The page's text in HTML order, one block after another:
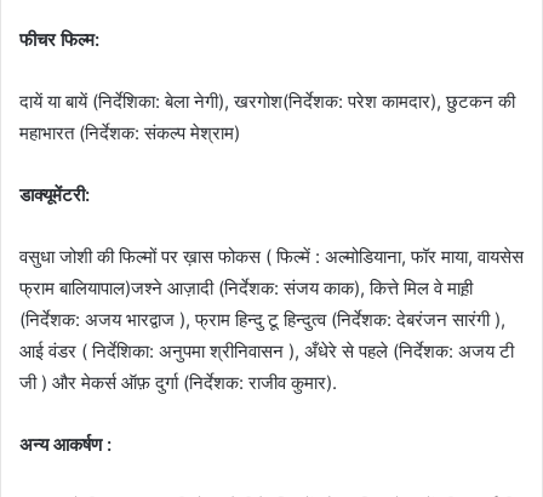
फीचर फिल्म:
दायें या बायें (निर्देशिका: बेला नेगी), खरगोश(निर्देशक: परेश कामदार), छुटकन की
महाभारत (निर्देशक: संकल्प मेश्राम)
डाक्यूमेंटरी:
वसुधा जोशी की फिल्मों पर ख़ास फोकस ( फिल्में : अल्मोडियाना, फॉर माया, वायसेस
फ्राम बालियापाल)जश्ने आज़ादी (निर्देशक: संजय काक), कित्ते मिल वे माह़ी
(निर्देशक: अजय भारद्वाज ), फ्राम हिन्दु टू हिन्दुत्व (निर्देशक: देबरंजन सारंगी ),
आई वंडर ( निर्देशिका: अनुपमा श्रीनिवासन ), अँधेरे से पहले (निर्देशक: अजय टी
जी ) और मेकर्स ऑफ़ दुर्गा (निर्देशक: राजीव कुमार).
अन्य आकर्षण :